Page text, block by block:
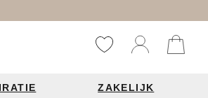
ZAKELIJK